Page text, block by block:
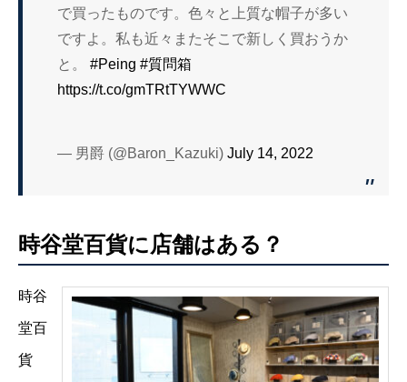
で買ったものです。色々と上質な帽子が多い
ですよ。私も近々またそこで新しく買おうか
と。#Peing #質問箱
https://t.co/gmTRtTYWWC
— 男爵 (@Baron_Kazuki)July 14, 2022
時谷堂百貨に店舗はある？
時谷
堂百
貨